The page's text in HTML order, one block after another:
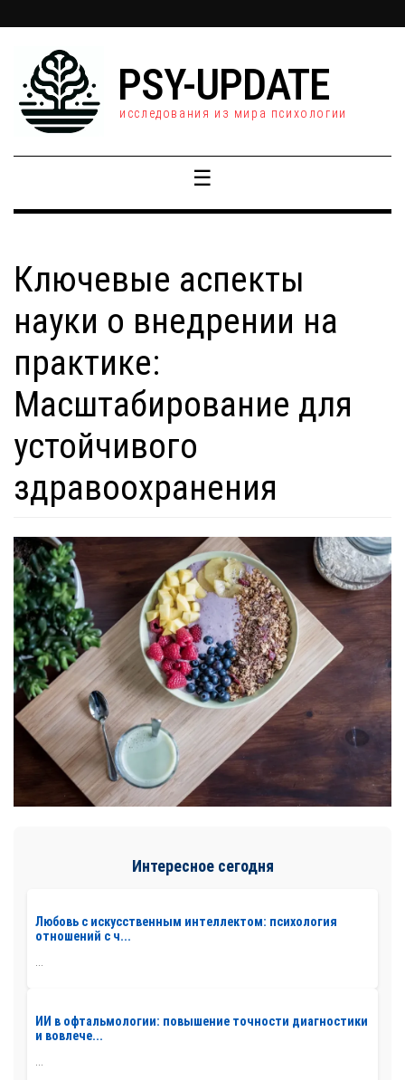
PSY-UPDATE
исследования из мира психологии
☰
Ключевые аспекты
науки о внедрении на
практике:
Масштабирование для
устойчивого
здравоохранения
Интересное сегодня
Любовь с искусственным интеллектом: психология
отношений с ч...
...
ИИ в офтальмологии: повышение точности диагностики
и вовлече...